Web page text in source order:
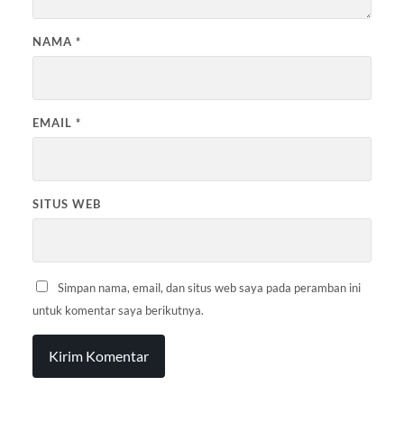
NAMA *
EMAIL *
SITUS WEB
Simpan nama, email, dan situs web saya pada peramban ini
untuk komentar saya berikutnya.